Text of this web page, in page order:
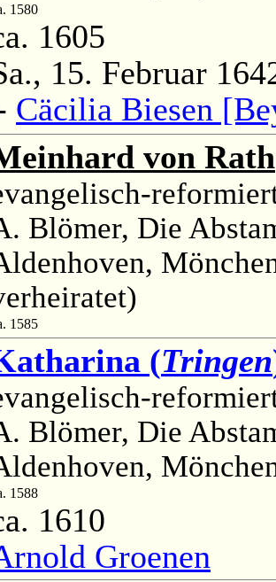
1580
1605
15. Februar
Cäcilia Biesen
von Rath
Blömer, Die
1585
(Tringen
Blömer, Die
1588
1610
Groenen